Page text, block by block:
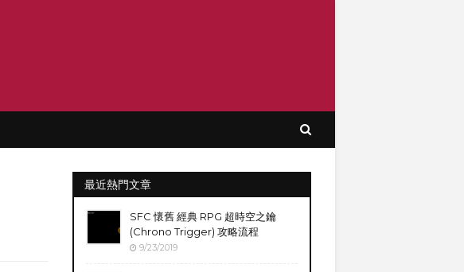
最近熱門文章
SFC 懷舊 經典 RPG 超時空之鑰
(Chrono Trigger) 攻略流程
9/23/2019